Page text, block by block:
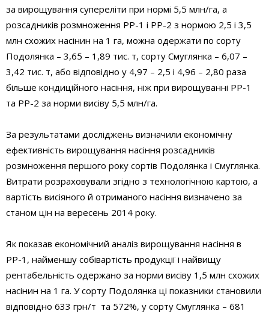
за вирощування супереліти при нормі 5,5 млн/га, а
розсадників розмноження РР-1 і РР-2 з нормою 2,5 і 3,5
млн схожих насінин на 1 га, можна одержати по сорту
Подолянка – 3,65 – 1,89 тис. т, сорту Смуглянка – 6,07 –
3,42 тис. т, або відповідно у 4,97 – 2,5 і 4,96 – 2,80 раза
більше кондиційного насіння, ніж при вирощуванні РР-1
та РР-2 за норми висіву 5,5 млн/га.
За результатами досліджень визначили економічну
ефективність вирощування насіння розсадників
розмноження першого року сортів Подолянка і Смуглянка.
Витрати розраховували згідно з технологічною картою, а
вартість висіяного й отриманого насіння визначено за
станом цін на вересень 2014 року.
Як показав економічний аналіз вирощування насіння в
РР-1, найменшу собівартість продукції і найвищу
рентабельність одержано за норми висіву 1,5 млн схожих
насінин на 1 га. У сорту Подолянка ці показники становили
відповідно 633 грн/т та 572%, у сорту Смуглянка – 681